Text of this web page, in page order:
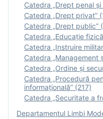
Catedra „Drept penal
Catedra „Drept privat”
Catedra „Drept public”
Catedra „Educație
Catedra „Instruire
Catedra „Management
Catedra „Ordine și
Catedra „Procedură
informațională” (217)
Catedra „Securitate a
Departamentul Limbi